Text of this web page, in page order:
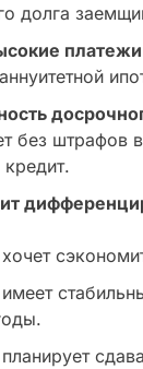
долга
платежи
без штрафов
кредит.